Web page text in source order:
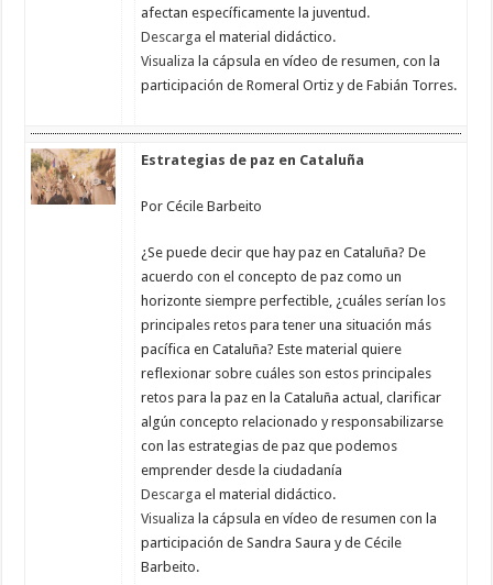
afectan específicamente la juventud.
Descarga el material didáctico.
Visualiza la cápsula en vídeo de resumen, con la
participación de Romeral Ortiz y de Fabián Torres.
Estrategias de paz en Cataluña
Por Cécile Barbeito
¿Se puede decir que hay paz en Cataluña? De
acuerdo con el concepto de paz como un
horizonte siempre perfectible, ¿cuáles serían los
principales retos para tener una situación más
pacífica en Cataluña? Este material quiere
reflexionar sobre cuáles son estos principales
retos para la paz en la Cataluña actual, clarificar
algún concepto relacionado y responsabilizarse
con las estrategias de paz que podemos
emprender desde la ciudadanía
Descarga el material didáctico.
Visualiza la cápsula en vídeo de resumen con la
participación de Sandra Saura y de Cécile
Barbeito.